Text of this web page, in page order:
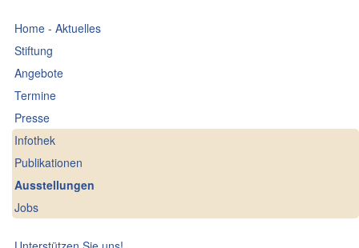
Home - Aktuelles
Stiftung
Angebote
Termine
Presse
Infothek
Publikationen
Ausstellungen
Jobs